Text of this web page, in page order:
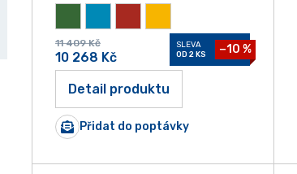
11 409 Kč
10 268 Kč
SLEVA
OD 2 KS
−10 %
Detail produktu
Přidat do poptávky